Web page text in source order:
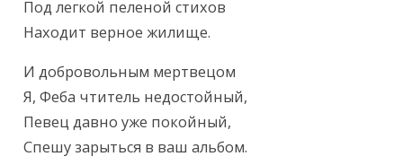
Под легкой пеленой стихов
Находит верное жилище.
И добровольным мертвецом
Я, Феба чтитель недостойный,
Певец давно уже покойный,
Спешу зарыться в ваш альбом.